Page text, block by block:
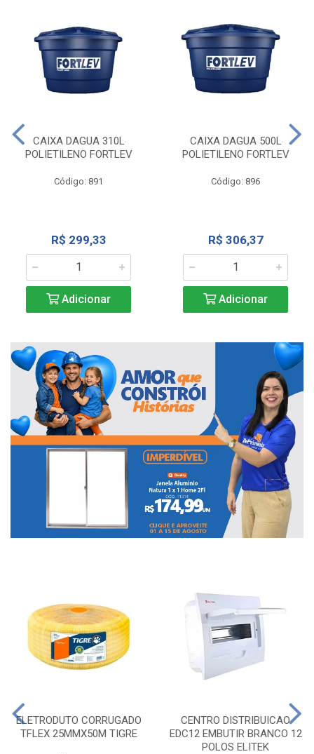
CAIXA DAGUA 310L
POLIETILENO FORTLEV
Código: 891
R$ 299,33
Adicionar
CAIXA DAGUA 500L
POLIETILENO FORTLEV
Código: 896
R$ 306,37
Adicionar
ELETRODUTO CORRUGADO
TFLEX 25MMX50M TIGRE
CENTRO DISTRIBUICAO
EDC12 EMBUTIR BRANCO 12
POLOS ELITEK